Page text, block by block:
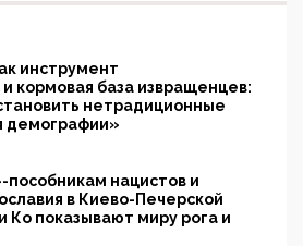
инструмент
кормовая база извращенцев:
нетрадиционные
демографии»
нацистов и
в Киево-Печерской
Ко показывают миру рога и